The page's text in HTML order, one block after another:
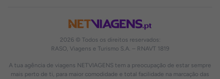
2026 © Todos os direitos reservados:
RASO, Viagens e Turismo S.A. – RNAVT 1819
A tua agência de viagens NETVIAGENS tem a preocupação de estar sempre
mais perto de ti, para maior comodidade e total facilidade na marcação das